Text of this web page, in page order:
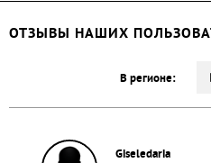
ОТЗЫВЫ НАШИХ
В регионе:
Giseledaria